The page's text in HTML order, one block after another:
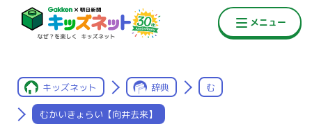
キッズネット 辞典 む
むかいきょらい【向井去来】